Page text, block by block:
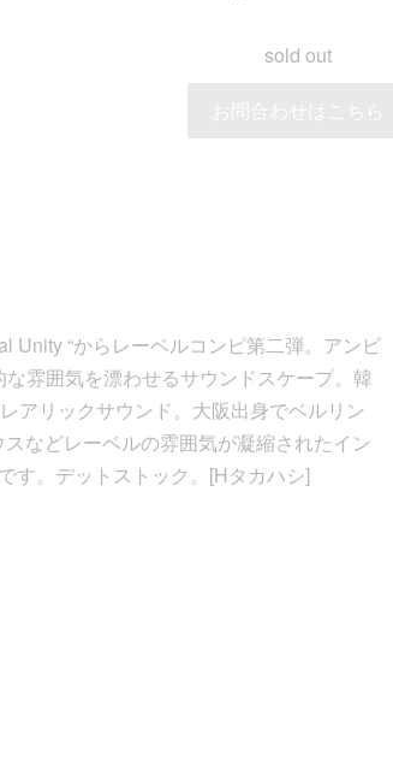
sold out
お問合わせはこちら
Unity “からレーベルコンピ第二弾。アンビ
雰囲気を漂わせるサウンドスケープ。韓
アリックサウンド。大阪出身でベルリン
などレーベルの雰囲気が凝縮されたイン
す。デットストック。[Hタカハシ]